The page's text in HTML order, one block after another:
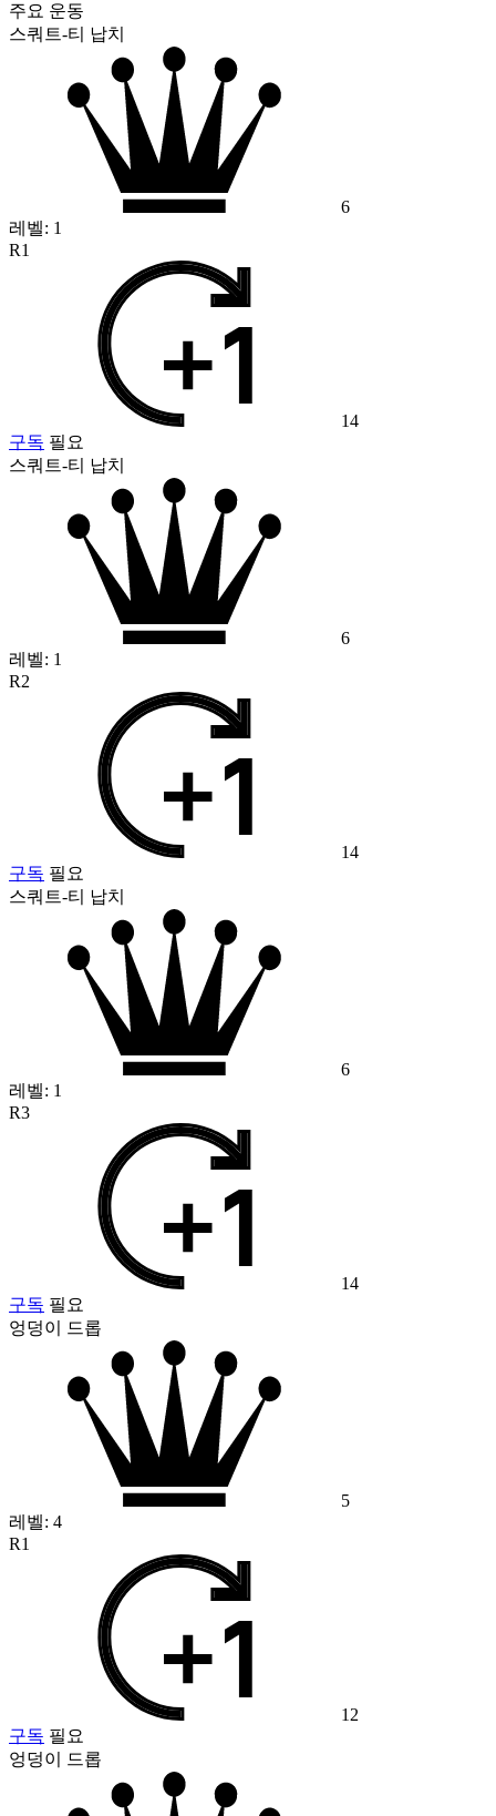
주요 운동
스쿼트-티 납치
6
레벨: 1
R1
14
구독 필요
스쿼트-티 납치
6
레벨: 1
R2
14
구독 필요
스쿼트-티 납치
6
레벨: 1
R3
14
구독 필요
엉덩이 드롭
5
레벨: 4
R1
12
구독 필요
엉덩이 드롭